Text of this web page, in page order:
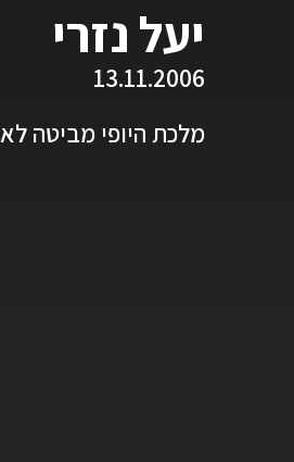
יעל נזרי
13.11.2006
מלכת היופי מביטה